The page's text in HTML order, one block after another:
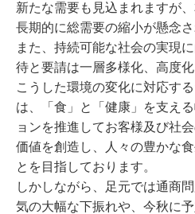
新たな需要も見込まれますが
長期的に総需要の縮小が懸念さ
また、持続可能な社会の実現
待と要請は一層多様化、高度化
こうした環境の変化に対応す
は、「食」と「健康」を支え
ョンを推進してお客様及び社
価値を創造し、人々の豊かな
とを目指しております。
しかしながら、足元では通商
気の大幅な下振れや、今秋に